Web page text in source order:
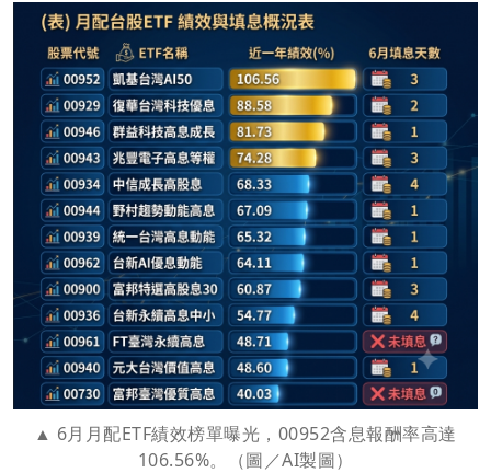
6月月配ETF績效榜單曝光，00952含息報酬率高達
106.56%。（圖／AI製圖）